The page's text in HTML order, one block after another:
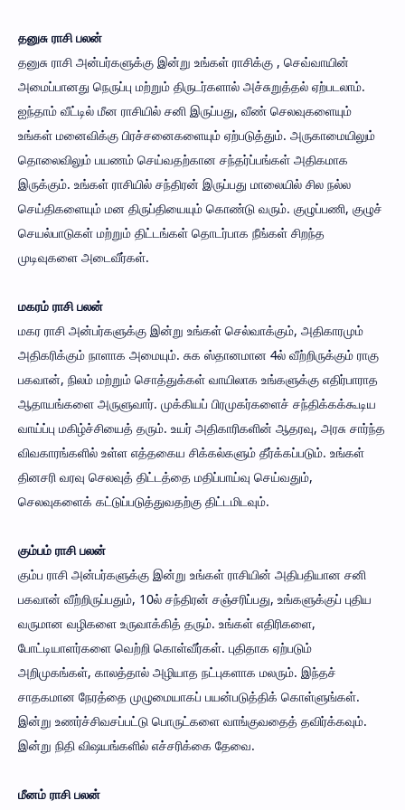
தனுசு ராசி பலன்
தனுசு ராசி அன்பர்களுக்கு இன்று உங்கள் ராசிக்கு , செவ்வாயின்
அமைப்பானது நெருப்பு மற்றும் திருடர்களால் அச்சுறுத்தல் ஏற்படலாம்.
ஐந்தாம் வீட்டில் மீன ராசியில் சனி இருப்பது, வீண் செலவுகளையும்
உங்கள் மனைவிக்கு பிரச்சனைகளையும் ஏற்படுத்தும். அருகாமையிலும்
தொலைவிலும் பயணம் செய்வதற்கான சந்தர்ப்பங்கள் அதிகமாக
இருக்கும். உங்கள் ராசியில் சந்திரன் இருப்பது மாலையில் சில நல்ல
செய்திகளையும் மன திருப்தியையும் கொண்டு வரும். குழுப்பணி, குழுச்
செயல்பாடுகள் மற்றும் திட்டங்கள் தொடர்பாக நீங்கள் சிறந்த
முடிவுகளை அடைவீர்கள்.
மகரம் ராசி பலன்
மகர ராசி அன்பர்களுக்கு இன்று உங்கள் செல்வாக்கும், அதிகாரமும்
அதிகரிக்கும் நாளாக அமையும். சுக ஸ்தானமான 4ல் வீற்றிருக்கும் ராகு
பகவான், நிலம் மற்றும் சொத்துக்கள் வாயிலாக உங்களுக்கு எதிர்பாராத
ஆதாயங்களை அருளுவார். முக்கியப் பிரமுகர்களைச் சந்திக்கக்கூடிய
வாய்ப்பு மகிழ்ச்சியைத் தரும். உயர் அதிகாரிகளின் ஆதரவு, அரசு சார்ந்த
விவகாரங்களில் உள்ள எத்தகைய சிக்கல்களும் தீர்க்கப்படும். உங்கள்
தினசரி வரவு செலவுத் திட்டத்தை மதிப்பாய்வு செய்வதும்,
செலவுகளைக் கட்டுப்படுத்துவதற்கு திட்டமிடவும்.
கும்பம் ராசி பலன்
கும்ப ராசி அன்பர்களுக்கு இன்று உங்கள் ராசியின் அதிபதியான சனி
பகவான் வீற்றிருப்பதும், 10ல் சந்திரன் சஞ்சரிப்பது, உங்களுக்குப் புதிய
வருமான வழிகளை உருவாக்கித் தரும். உங்கள் எதிரிகளை,
போட்டியாளர்களை வெற்றி கொள்வீர்கள். புதிதாக ஏற்படும்
அறிமுகங்கள், காலத்தால் அழியாத நட்புகளாக மலரும். இந்தச்
சாதகமான நேரத்தை முழுமையாகப் பயன்படுத்திக் கொள்ளுங்கள்.
இன்று உணர்ச்சிவசப்பட்டு பொருட்களை வாங்குவதைத் தவிர்க்கவும்.
இன்று நிதி விஷயங்களில் எச்சரிக்கை தேவை.
மீனம் ராசி பலன்